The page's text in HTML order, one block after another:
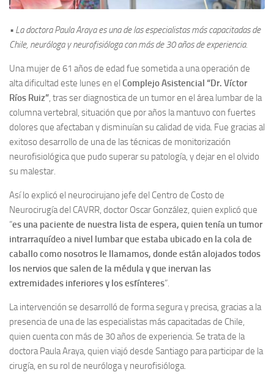
• La doctora Paula Araya es una de las especialistas más capacitadas de
Chile, neuróloga y neurofisióloga con más de 30 años de experiencia.
Una mujer de 61 años de edad fue sometida a una operación de
alta dificultad este lunes en el Complejo Asistencial “Dr. Víctor
Ríos Ruiz”, tras ser diagnostica de un tumor en el área lumbar de la
columna vertebral, situación que por años la mantuvo con fuertes
dolores que afectaban y disminuían su calidad de vida. Fue gracias al
exitoso desarrollo de una de las técnicas de monitorización
neurofisiológica que pudo superar su patología, y dejar en el olvido
su malestar.
Así lo explicó el neurocirujano jefe del Centro de Costo de
Neurocirugía del CAVRR, doctor Oscar González, quien explicó que
“es una paciente de nuestra lista de espera, quien tenía un tumor
intrarraquídeo a nivel lumbar que estaba ubicado en la cola de
caballo como nosotros le llamamos, donde están alojados todos
los nervios que salen de la médula y que inervan las
extremidades inferiores y los esfínteres”.
La intervención se desarrolló de forma segura y precisa, gracias a la
presencia de una de las especialistas más capacitadas de Chile,
quien cuenta con más de 30 años de experiencia. Se trata de la
doctora Paula Araya, quien viajó desde Santiago para participar de la
cirugía, en su rol de neuróloga y neurofisióloga.